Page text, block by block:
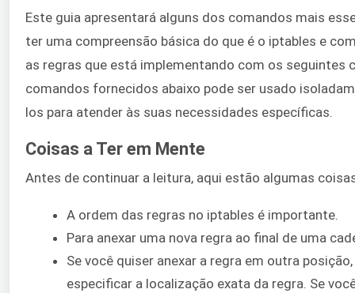
Este guia apresentará alguns dos comandos mais
ter uma compreensão básica do que é o iptables e
as regras que está implementando com os seguintes
comandos fornecidos abaixo pode ser usado
los para atender às suas necessidades específicas.
Coisas a Ter em Mente
Antes de continuar a leitura, aqui estão algumas
A ordem das regras no iptables é importante.
Para anexar uma nova regra ao final de uma
Se você quiser anexar a regra em outra
especificar a localização exata da regra. Se